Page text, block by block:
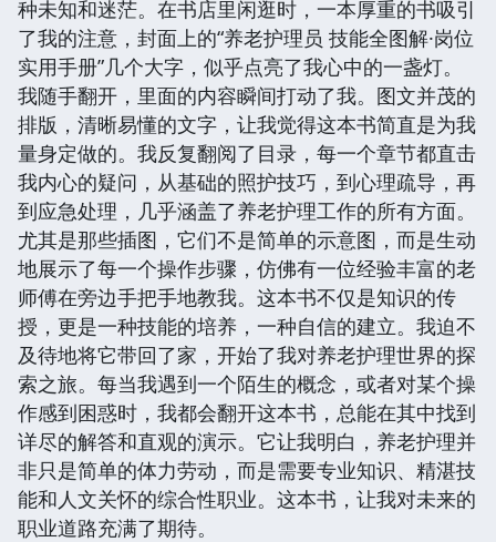
种未知和迷茫。在书店里闲逛时，一本厚重的书吸引
了我的注意，封面上的“养老护理员 技能全图解·岗位
实用手册”几个大字，似乎点亮了我心中的一盏灯。
我随手翻开，里面的内容瞬间打动了我。图文并茂的
排版，清晰易懂的文字，让我觉得这本书简直是为我
量身定做的。我反复翻阅了目录，每一个章节都直击
我内心的疑问，从基础的照护技巧，到心理疏导，再
到应急处理，几乎涵盖了养老护理工作的所有方面。
尤其是那些插图，它们不是简单的示意图，而是生动
地展示了每一个操作步骤，仿佛有一位经验丰富的老
师傅在旁边手把手地教我。这本书不仅是知识的传
授，更是一种技能的培养，一种自信的建立。我迫不
及待地将它带回了家，开始了我对养老护理世界的探
索之旅。每当我遇到一个陌生的概念，或者对某个操
作感到困惑时，我都会翻开这本书，总能在其中找到
详尽的解答和直观的演示。它让我明白，养老护理并
非只是简单的体力劳动，而是需要专业知识、精湛技
能和人文关怀的综合性职业。这本书，让我对未来的
职业道路充满了期待。